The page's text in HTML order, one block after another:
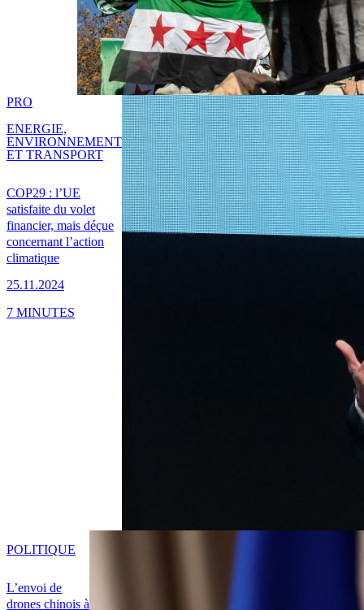
COP29 : l’UE
satisfaite du volet
financier, mais déçue
concernant l’action
climatique
25.11.2024
PRO
ENERGIE,
ENVIRONNEMENT
ET TRANSPORT
7 MINUTES
L’envoi de
drones chinois à
POLITIQUE